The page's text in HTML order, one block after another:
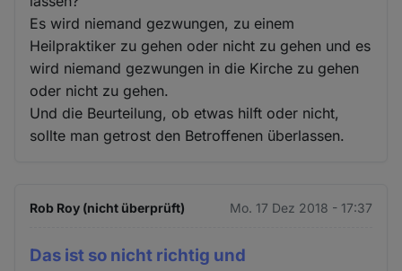
Es wird niemand gezwungen, zu einem
Heilpraktiker zu gehen oder nicht zu gehen und es
wird niemand gezwungen in die Kirche zu gehen
oder nicht zu gehen.
Und die Beurteilung, ob etwas hilft oder nicht,
sollte man getrost den Betroffenen überlassen.
Rob Roy (nicht überprüft) Mo. 17 Dez 2018 - 17:37
Das ist so nicht richtig und